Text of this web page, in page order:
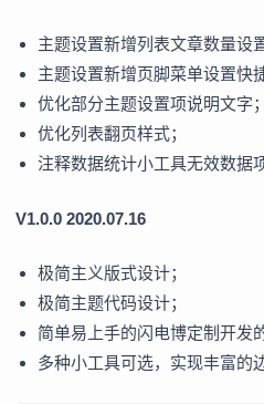
主题设置新增列表文章数量设
主题设置新增页脚菜单设置快
优化部分主题设置项说明文字；
优化列表翻页样式；
注释数据统计小工具无效数据项
V1.0.0 2020.07.16
极简主义版式设计；
极简主题代码设计；
简单易上手的闪电博定制开发
多种小工具可选，实现丰富的